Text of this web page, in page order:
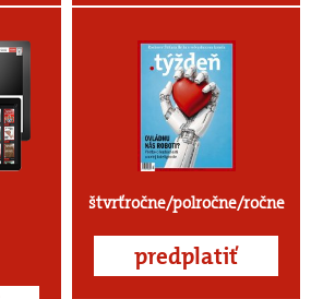
štvrťročne/polročne/ročne
predplatiť